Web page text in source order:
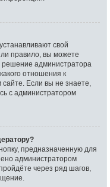
свой
правило, вы можете
решение администратора
отношения к
Если вы не знаете,
с администратором
предназначенную для
администратором
через ряд шагов,